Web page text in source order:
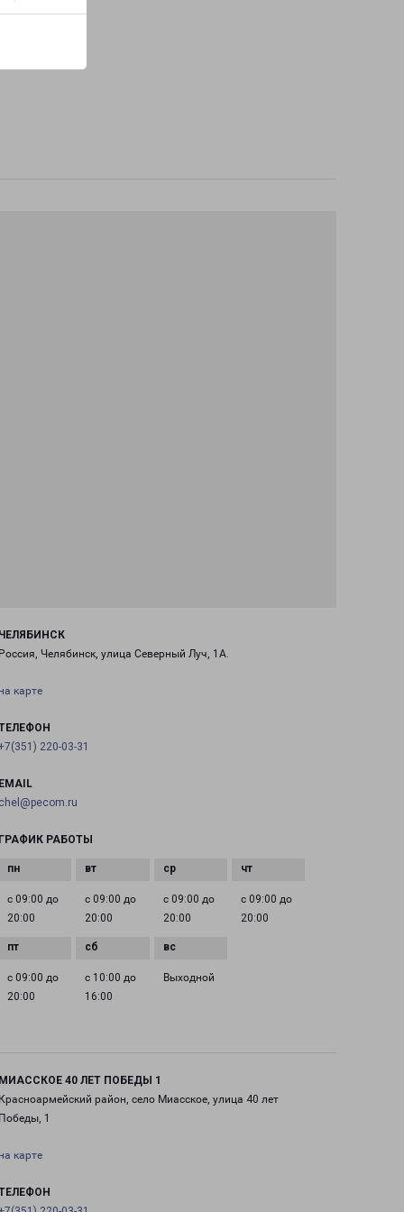
Челябинск, улица Северный Луч, 1А.
карте
220-03-31
РАБОТЫ
с 09:00 до
20:00
с 09:00 до
20:00
с 09:00 до
20:00
с 09:00 до
20:00
с 09:00 до
20:00
с 10:00 до
16:00
Выходной
40 ЛЕТ ПОБЕДЫ 1
район, село Миасское, улица 40 лет
1
карте